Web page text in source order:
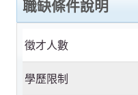
職缺條件說明
徵才人數
學歷限制